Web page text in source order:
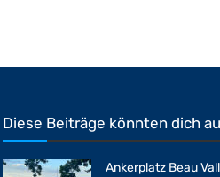
Diese Beiträge könnten dich
Ankerplatz Beau